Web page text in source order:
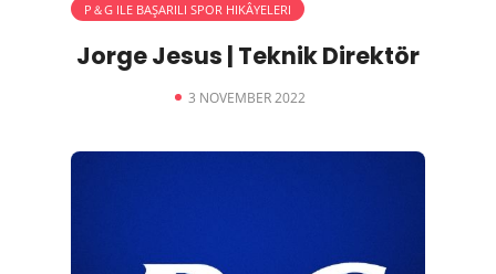
P＆G ILE BAŞARILI SPOR HIKÂYELERI
Jorge Jesus | Teknik Direktör
3 NOVEMBER 2022